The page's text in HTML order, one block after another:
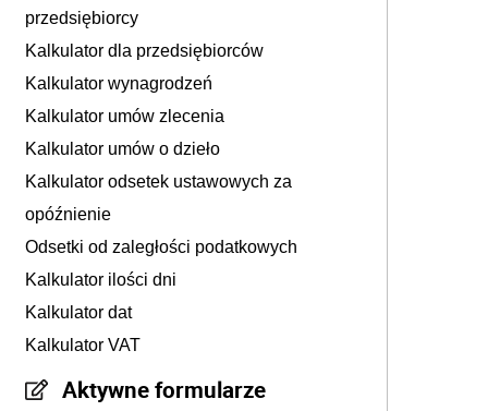
przedsiębiorcy
Kalkulator dla przedsiębiorców
Kalkulator wynagrodzeń
Kalkulator umów zlecenia
Kalkulator umów o dzieło
Kalkulator odsetek ustawowych za
opóźnienie
Odsetki od zaległości podatkowych
Kalkulator ilości dni
Kalkulator dat
Kalkulator VAT
Aktywne formularze